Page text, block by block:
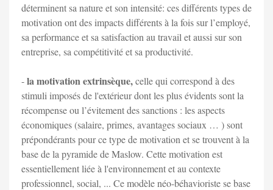
déterminent sa nature et son intensité: ces différents types de
motivation ont des impacts différents à la fois sur l’employé,
sa performance et sa satisfaction au travail et aussi sur son
entreprise, sa compétitivité et sa productivité.
-la motivation extrinsèque,celle qui correspond à des
stimuli imposés de l'extérieur dont les plus évidents sont la
récompense ou l’évitement des sanctions : les aspects
économiques (salaire, primes, avantages sociaux … ) sont
prépondérants pour ce type de motivation et se trouvent à la
base de la pyramide de Maslow. Cette motivation est
essentiellement liée à l'environnement et au contexte
professionnel, social, ... Ce modèle néo-béhavioriste se base